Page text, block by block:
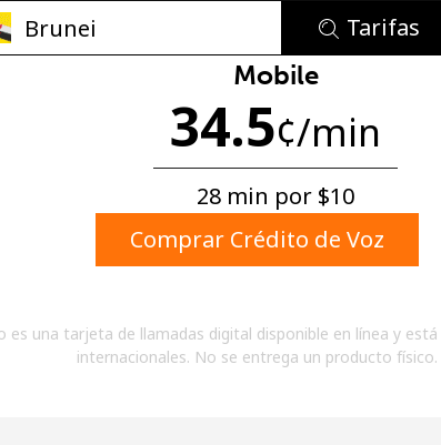
No se ha creado una
Mínimo 8 caracteres
Una letra mayúscula y una minúscula
Un caracter especial
Tarifas
Mobile
34.5¢/min
28 min por ⁦$10⁩
Comprar Crédito de Voz
es una tarjeta de llamadas digital disponible en línea y
internacionales. No se entrega un producto físico.